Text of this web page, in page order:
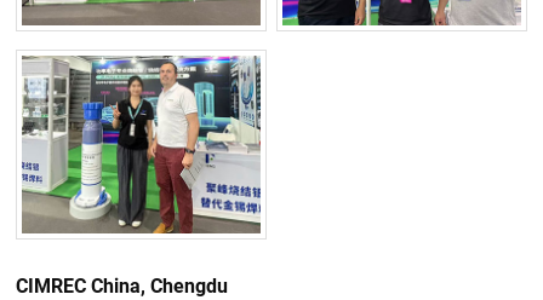
CIMREC China, Chengdu